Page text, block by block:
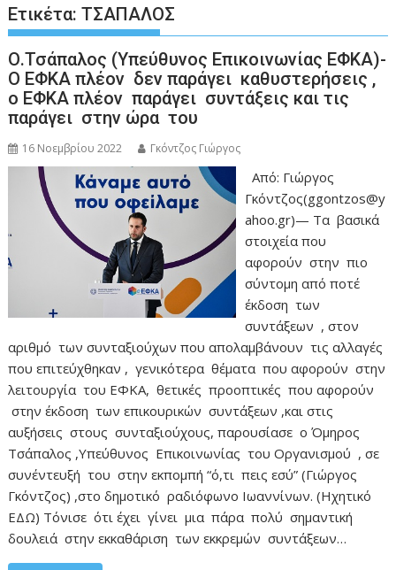
Ετικέτα:ΤΣΑΠΑΛΟΣ
Ο.Τσάπαλος (Υπεύθυνος Επικοινωνίας ΕΦΚΑ)-
Ο ΕΦΚΑ πλέον δεν παράγει καθυστερήσεις ,
ο ΕΦΚΑ πλέον παράγει συντάξεις και τις
παράγει στην ώρα του
16 Νοεμβρίου 2022 Γκόντζος Γιώργος
Από: Γιώργος
Γκόντζος(ggontzos@y
ahoo.gr)— Τα βασικά
στοιχεία που
αφορούν στην πιο
σύντομη από ποτέ
έκδοση των
συντάξεων , στον
αριθμό των συνταξιούχων που απολαμβάνουν τις αλλαγές
που επιτεύχθηκαν , γενικότερα θέματα που αφορούν στην
λειτουργία του ΕΦΚΑ, θετικές προοπτικές που αφορούν
στην έκδοση των επικουρικών συντάξεων ,και στις
αυξήσεις στους συνταξιούχους, παρουσίασε ο Όμηρος
Τσάπαλος ,Υπεύθυνος Επικοινωνίας του Οργανισμού , σε
συνέντευξή του στην εκπομπή “ό,τι πεις εσύ” (Γιώργος
Γκόντζος) ,στο δημοτικό ραδιόφωνο Ιωαννίνων. (Ηχητικό
ΕΔΩ) Τόνισε ότι έχει γίνει μια πάρα πολύ σημαντική
δουλειά στην εκκαθάριση των εκκρεμών συντάξεων…